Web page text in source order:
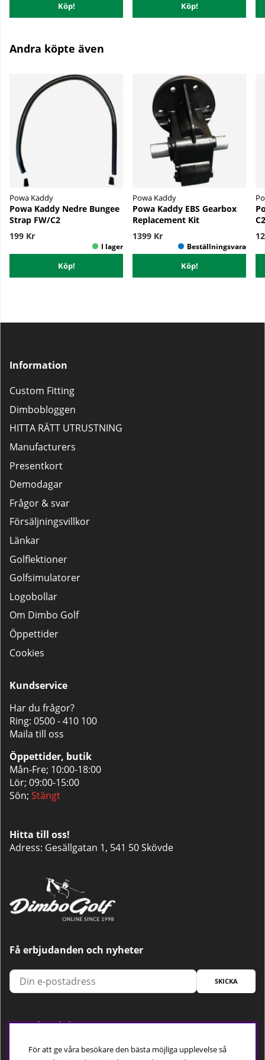
Köp! Köp!
Andra köpte även
Powa Kaddy
Powa Kaddy Nedre Bungee
Strap FW/C2
199 Kr
Köp!
Powa Kaddy
Powa Kaddy EBS Gearbox
Replacement Kit
1399 Kr
Köp!
Information
Custom Fitting
Dimbobloggen
HITTA RÄTT UTRUSTNING
Manufacturers
Presentkort
Demodagar
Frågor & svar
Försäljningsvillkor
Länkar
Golflektioner
Golfsimulatorer
Logobollar
Om Dimbo Golf
Öppettider
Cookies
Kundservice
Har du frågor?
Ring: 0500 - 410 100
Maila till oss
Öppettider, butik
Mån-Fre; 10:00-18:00
Lör; 09:00-15:00
Sön; Stängt
Hitta till oss!
Adress: Gesällgatan 1, 541 50 Skövde
Få erbjudanden och nyheter
SKICKA
Trygg betalning
För att ge våra besökare den bästa möjliga upplevelse så